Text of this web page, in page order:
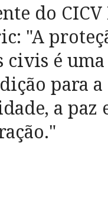
do
"A
civis é uma
para a
a paz